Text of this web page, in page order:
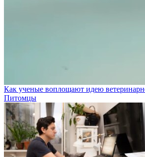
Как ученые воплощают идею
Питомцы